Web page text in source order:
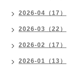
2026-04（17）
2026-03（22）
2026-02（17）
2026-01（13）